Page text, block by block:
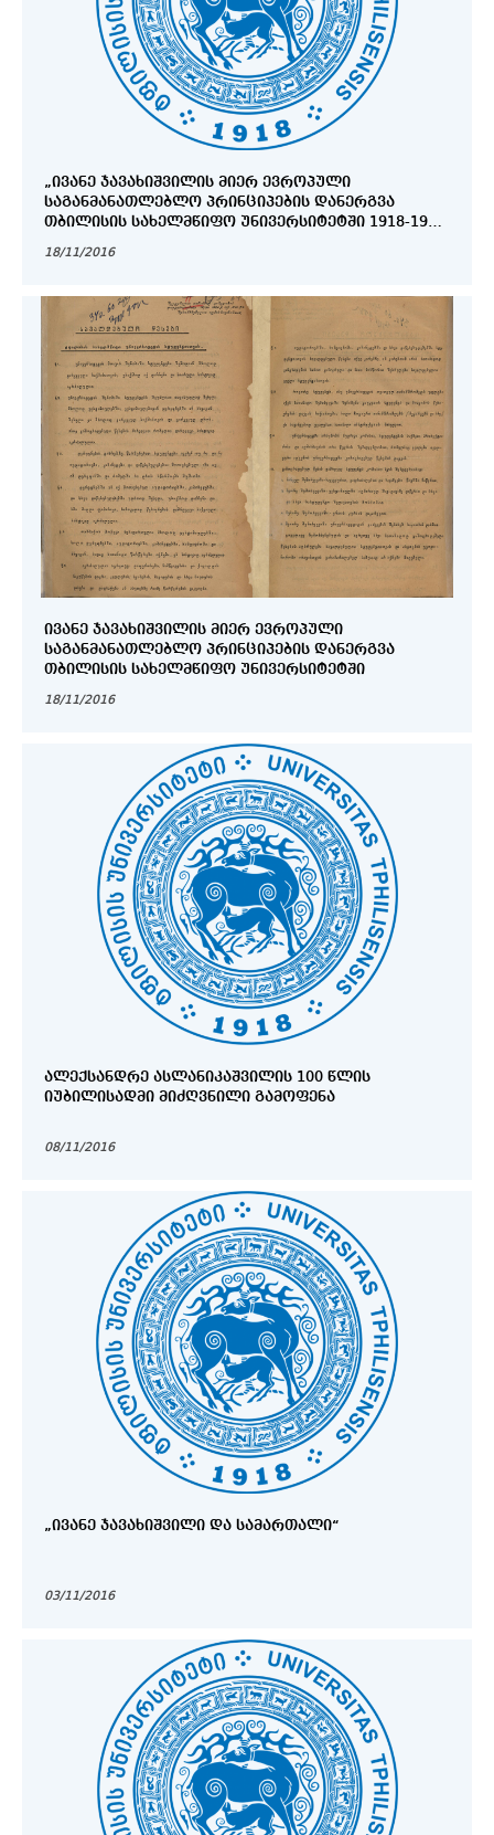
„ᲘᲕᲐᲜᲔ ᲯᲐᲕᲐᲮᲘᲨᲕᲘᲚᲘᲡ ᲛᲘᲔᲠ ᲔᲕᲠᲝᲞᲣᲚᲘ
ᲡᲐᲒᲐᲜᲛᲐᲜᲐᲗᲚᲔᲑᲚᲝ ᲞᲠᲘᲜᲪᲘᲞᲔᲑᲘᲡ ᲓᲐᲜᲔᲠᲒᲕᲐ
ᲗᲑᲘᲚᲘᲡᲘᲡ ᲡᲐᲮᲔᲚᲛᲬᲘᲤᲝ ᲣᲜᲘᲕᲔᲠᲡᲘᲢᲔᲢᲨᲘ 1918-1926
ᲬᲚᲘᲡ ᲘᲣᲑᲘᲚᲘᲡᲐᲓᲛᲘ ᲛᲘᲫᲦᲕᲜᲘᲚᲘ ᲒᲐᲛᲝᲤᲔᲜᲐ
18/11/2016
ᲘᲕᲐᲜᲔ ᲯᲐᲕᲐᲮᲘᲨᲕᲘᲚᲘᲡ ᲛᲘᲔᲠ ᲔᲕᲠᲝᲞᲣᲚᲘ
ᲡᲐᲒᲐᲜᲛᲐᲜᲐᲗᲚᲔᲑᲚᲝ ᲞᲠᲘᲜᲪᲘᲞᲔᲑᲘᲡ ᲓᲐᲜᲔᲠᲒᲕᲐ
ᲗᲑᲘᲚᲘᲡᲘᲡ ᲡᲐᲮᲔᲚᲛᲬᲘᲤᲝ ᲣᲜᲘᲕᲔᲠᲡᲘᲢᲔᲢᲨᲘ
18/11/2016
ᲐᲚᲔᲥᲡᲐᲜᲓᲠᲔ ᲐᲡᲚᲐᲜᲘᲙᲐᲨᲕᲘᲚᲘᲡ 100 ᲬᲚᲘᲡ
ᲘᲣᲑᲘᲚᲘᲡᲐᲓᲛᲘ ᲛᲘᲫᲦᲕᲜᲘᲚᲘ ᲒᲐᲛᲝᲤᲔᲜᲐ
08/11/2016
„ᲘᲕᲐᲜᲔ ᲯᲐᲕᲐᲮᲘᲨᲕᲘᲚᲘ ᲓᲐ ᲡᲐᲛᲐᲠᲗᲐᲚᲘ“
03/11/2016